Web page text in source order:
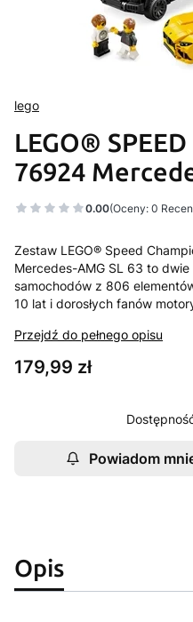
lego
LEGO®
76924
0.00(Oceny: 0
Zestaw LEGO® Speed
Mercedes-AMG SL 63 to
samochodów z 806
10 lat i dorosłych fanów
Przejdź do pełnego opisu
Cena
179,99 zł
Powiadom
Opis